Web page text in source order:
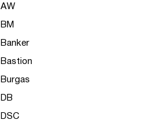
AW
BM
Banker
Bastion
Burgas
DB
DSC